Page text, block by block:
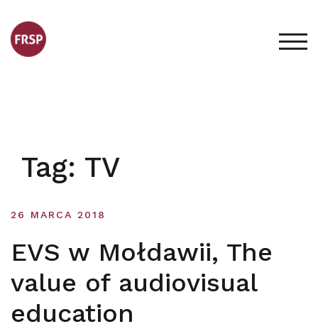
content
Tag: TV
26 MARCA 2018
EVS w Mołdawii, The
value of audiovisual
education